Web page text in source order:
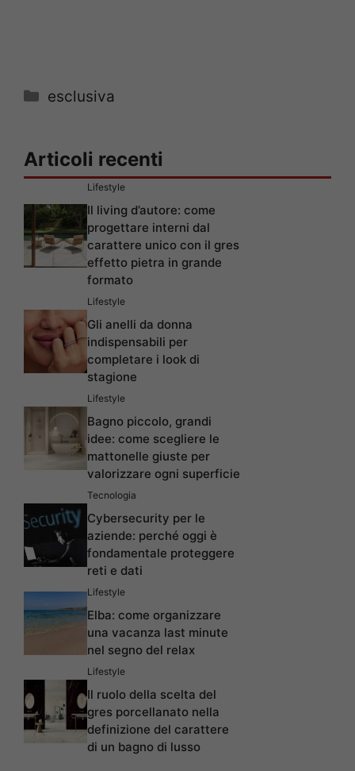
Categorie
esclusiva
Articoli recenti
Lifestyle
Il living d’autore: come
progettare interni dal
carattere unico con il gres
effetto pietra in grande
formato
Lifestyle
Gli anelli da donna
indispensabili per
completare i look di
stagione
Lifestyle
Bagno piccolo, grandi
idee: come scegliere le
mattonelle giuste per
valorizzare ogni superficie
Tecnologia
Cybersecurity per le
aziende: perché oggi è
fondamentale proteggere
reti e dati
Lifestyle
Elba: come organizzare
una vacanza last minute
nel segno del relax
Lifestyle
Il ruolo della scelta del
gres porcellanato nella
definizione del carattere
di un bagno di lusso